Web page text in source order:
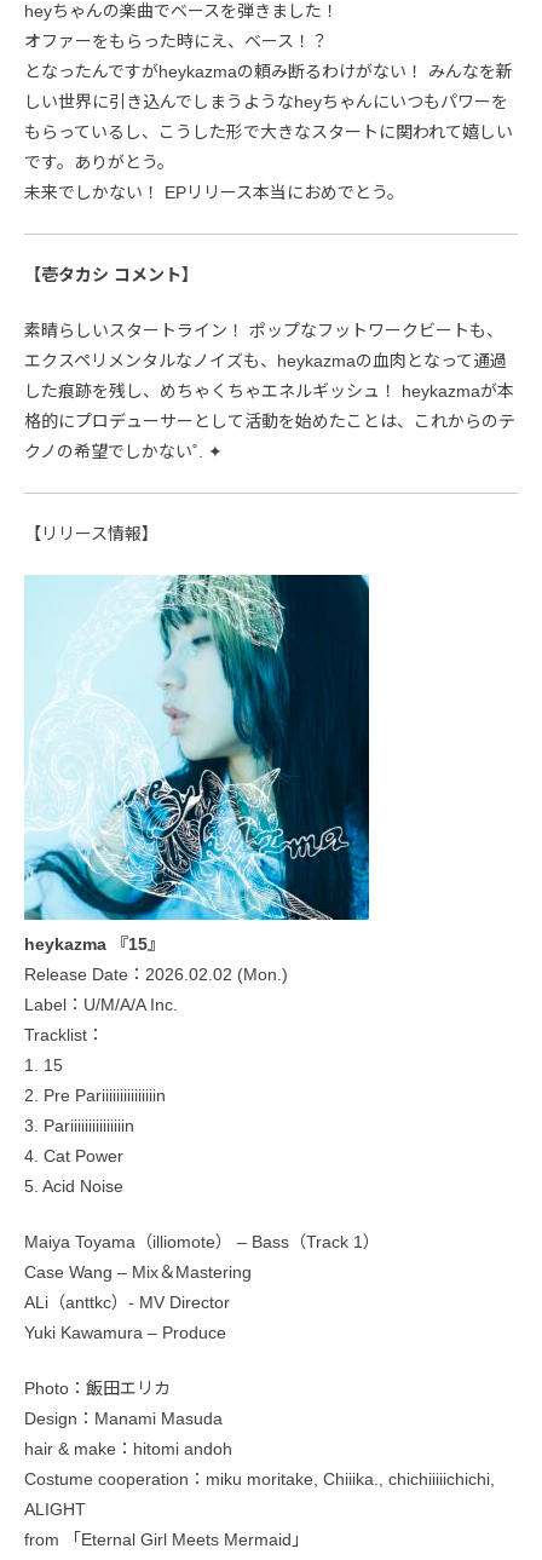
heyちゃんの楽曲でベースを弾きました！
オファーをもらった時にえ、ベース！？
となったんですがheykazmaの頼み断るわけがない！ みんなを新
しい世界に引き込んでしまうようなheyちゃんにいつもパワーを
もらっているし、こうした形で大きなスタートに関われて嬉しい
です。ありがとう。
未来でしかない！ EPリリース本当におめでとう。
【壱タカシ コメント】
素晴らしいスタートライン！ ポップなフットワークビートも、
エクスペリメンタルなノイズも、heykazmaの血肉となって通過
した痕跡を残し、めちゃくちゃエネルギッシュ！ heykazmaが本
格的にプロデューサーとして活動を始めたことは、これからのテ
クノの希望でしかない˚. ✦
【リリース情報】
heykazma 『15』
Release Date：2026.02.02 (Mon.)
Label：U/M/A/A Inc.
Tracklist：
1. 15
2. Pre Pariiiiiiiiiiiiiiin
3. Pariiiiiiiiiiiiiiin
4. Cat Power
5. Acid Noise
Maiya Toyama（illiomote） – Bass（Track 1）
Case Wang – Mix＆Mastering
ALi（anttkc）- MV Director
Yuki Kawamura – Produce
Photo：飯田エリカ
Design：Manami Masuda
hair & make：hitomi andoh
Costume cooperation：miku moritake, Chiiika., chichiiiiichichi,
ALIGHT
from 「Eternal Girl Meets Mermaid」